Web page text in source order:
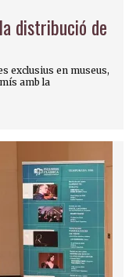
distribució de
exclusius en museus,
amb la